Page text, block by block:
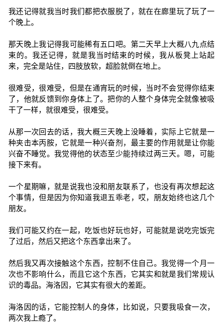
我还记得就我当时我们都把衣服脱了，就在在廊里玩了玩了一
个晚上。
那天晚上我记得我可能稀有五口吧。第二天早上大概八九点结
束的。我还记得，就是我当时结束的时候，我从板凳上站起
来，完全是站住，四肢放软，超脸就倒在地上。
很难受，很难受，但是在通宵玩的时候，当时不会觉得你结束
了，他就反馈到你身体上了。把你的人整个身体完全就像被吸
干了一样，就很难受，很难受。
从那一次回去的话，我大概三天晚上没睡着，实际上它就是一
种夹击本丙胺，它就是一种兴奋剂，最主要的作用就是让你能
兴奋不睡觉。我觉得他的状态至少能持续过两三天。嗯，可能
接下来有。
一个星期嘛，就是说我也没和朋友联系了，也没有再次想起这
个事情，但是因为你知道我退五乖老，哎，朋友始终也这几个
朋友。
我们可能又约在一起，吃饭也好玩也好，可能就是说吃完饭完
了过后，然后又把这个东西拿出来了。
然后我又再次接触这个东西，控制不住自己。我觉得一个月一
次也不影响什么，而且它这个东西，它其实和就是我们常规认
识的毒品。海洛因，它其实有很大的差距。
海洛因的话，它能控制人的身体，比如说，只要我吸食一次，
两次我上瘾了。